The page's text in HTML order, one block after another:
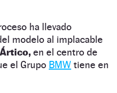
ha llevado
modelo al implacable
en el centro de
el Grupo BMW tiene en